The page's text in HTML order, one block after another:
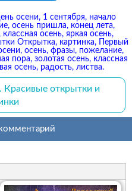
осени, 1 сентября, начало
осень пришла, конец лета,
осень, яркая осень,
Открытка, картинка, Первый
осень, фразы, пожелание,
пора, золотая осень, классная
осень, радость, листва.
открытки и